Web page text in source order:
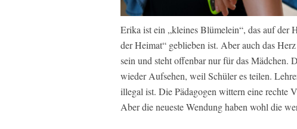
Erika ist ein „kleines Blümelein“, das auf der
der Heimat“ geblieben ist. Aber auch das
sein und steht offenbar nur für das Mädchen.
wieder Aufsehen, weil Schüler es teilen.
illegal ist. Die Pädagogen wittern eine rechte
Aber die neueste Wendung haben wohl die